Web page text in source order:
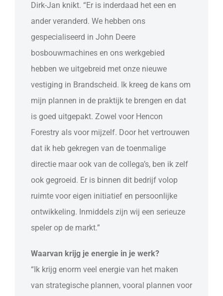
Dirk-Jan knikt. “Er is inderdaad het een en
ander veranderd. We hebben ons
gespecialiseerd in John Deere
bosbouwmachines en ons werkgebied
hebben we uitgebreid met onze nieuwe
vestiging in Brandscheid. Ik kreeg de kans om
mijn plannen in de praktijk te brengen en dat
is goed uitgepakt. Zowel voor Hencon
Forestry als voor mijzelf. Door het vertrouwen
dat ik heb gekregen van de toenmalige
directie maar ook van de collega’s, ben ik zelf
ook gegroeid. Er is binnen dit bedrijf volop
ruimte voor eigen initiatief en persoonlijke
ontwikkeling. Inmiddels zijn wij een serieuze
speler op de markt.”
Waarvan krijg je energie in je werk?
“Ik krijg enorm veel energie van het maken
van strategische plannen, vooral plannen voor